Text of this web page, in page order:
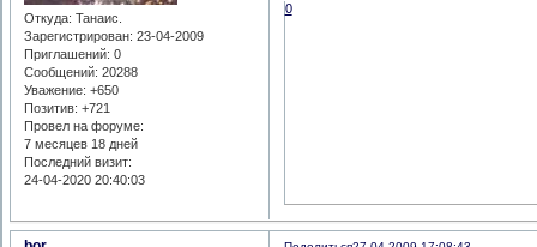
Откуда: Танаис.
Зарегистрирован: 23-04-2009
Приглашений: 0
Сообщений: 20288
Уважение: +650
Позитив: +721
Провел на форуме:
7 месяцев 18 дней
Последний визит:
24-04-2020 20:40:03
0